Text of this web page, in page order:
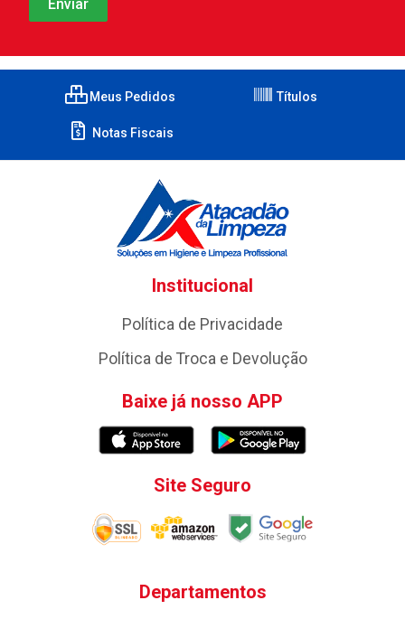
Meus Pedidos Títulos
Notas Fiscais
Institucional
Política de Privacidade
Política de Troca e Devolução
Baixe já nosso APP
Site Seguro
Departamentos